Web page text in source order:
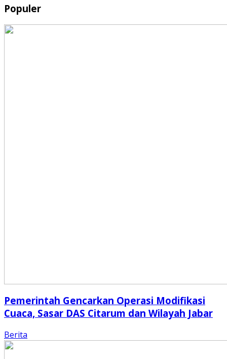
Populer
Pemerintah Gencarkan Operasi Modifikasi
Cuaca, Sasar DAS Citarum dan Wilayah Jabar
Berita